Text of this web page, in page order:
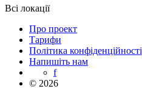
Всі локації
Про проект
Тарифи
Політика конфіденційності
Напишіть нам
f
© 2026